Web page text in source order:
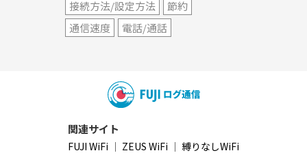
接続方法/設定方法
節約
通信速度
電話/通話
関連サイト
FUJI WiFi ｜ ZEUS WiFi ｜ 縛りなしWiFi